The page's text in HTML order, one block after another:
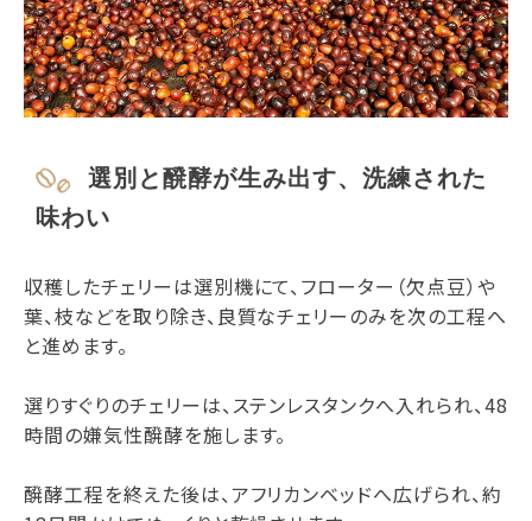
選別と醗酵が生み出す、洗練された
味わい
収穫したチェリーは選別機にて、フローター（欠点豆）や
葉、枝などを取り除き、良質なチェリーのみを次の工程へ
と進めます。
選りすぐりのチェリーは、ステンレスタンクへ入れられ、48
時間の嫌気性醗酵を施します。
醗酵工程を終えた後は、アフリカンベッドへ広げられ、約